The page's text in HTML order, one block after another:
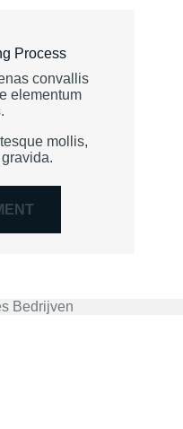
Process
convallis
elementum
mollis,
Bedrijven